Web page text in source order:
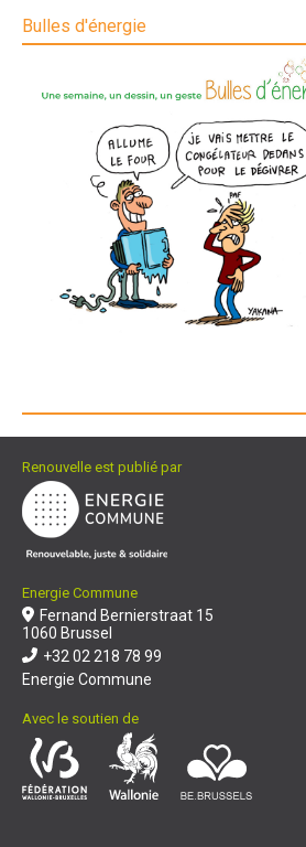
Bulles d'énergie
Renouvelle est publié par
Energie Commune
Fernand Bernierstraat 15
1060 Brussel
+32 02 218 78 99
Energie Commune
Avec le soutien de